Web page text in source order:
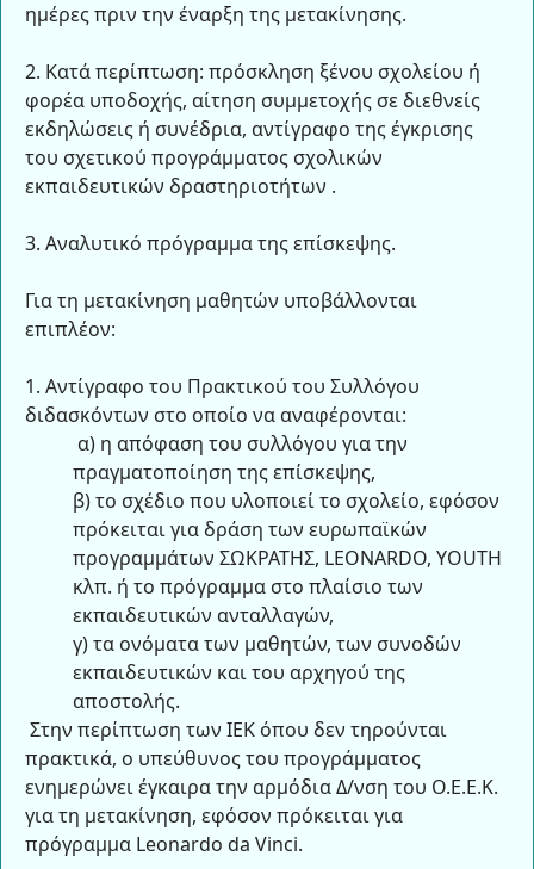
ημέρες πριν την έναρξη της μετακίνησης.
2. Κατά περίπτωση: πρόσκληση ξένου σχολείου ή
φορέα υποδοχής, αίτηση συμμετοχής σε διεθνείς
εκδηλώσεις ή συνέδρια, αντίγραφο της έγκρισης
του σχετικού προγράμματος σχολικών
εκπαιδευτικών δραστηριοτήτων .
3. Αναλυτικό πρόγραμμα της επίσκεψης.
Για τη μετακίνηση μαθητών υποβάλλονται
επιπλέον:
1. Αντίγραφο του Πρακτικού του Συλλόγου
διδασκόντων στο οποίο να αναφέρονται:
α) η απόφαση του συλλόγου για την
πραγματοποίηση της επίσκεψης,
β) το σχέδιο που υλοποιεί το σχολείο, εφόσον
πρόκειται για δράση των ευρωπαϊκών
προγραμμάτων ΣΩΚΡΑΤΗΣ, LEONARDO, YOUTH
κλπ. ή το πρόγραμμα στο πλαίσιο των
εκπαιδευτικών ανταλλαγών,
γ) τα ονόματα των μαθητών, των συνοδών
εκπαιδευτικών και του αρχηγού της
αποστολής.
Στην περίπτωση των ΙΕΚ όπου δεν τηρούνται
πρακτικά, ο υπεύθυνος του προγράμματος
ενημερώνει έγκαιρα την αρμόδια Δ/νση του Ο.Ε.Ε.Κ.
για τη μετακίνηση, εφόσον πρόκειται για
πρόγραμμα Leonardo da Vinci.